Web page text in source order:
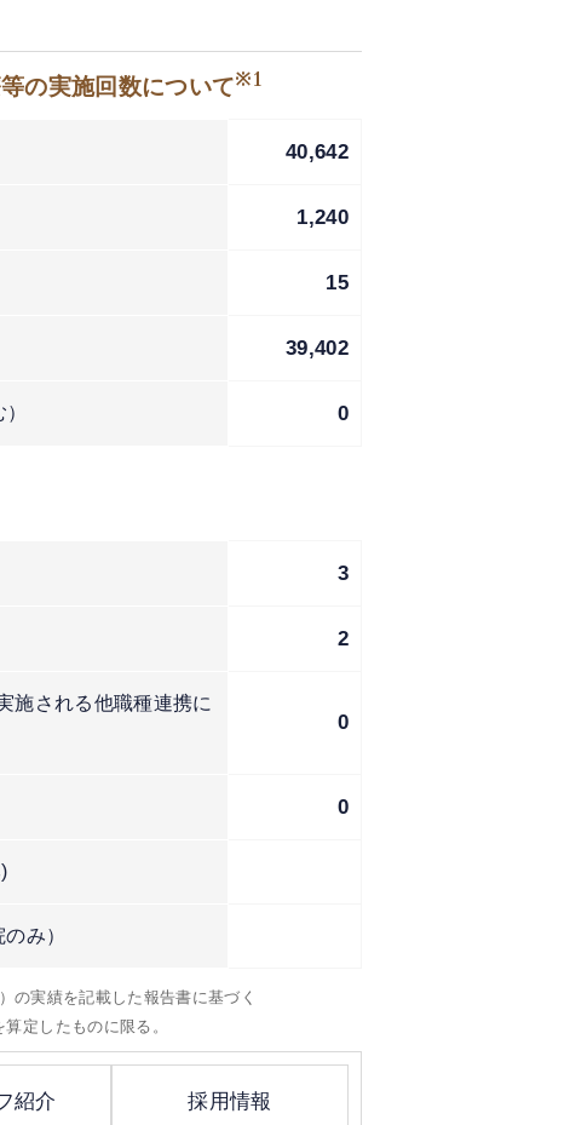
の実施回数について※1
40,642
1,240
15
39,402
0
3
2
施される他職種連携に
0
0
み）
の実績を記載した報告書に基づく
定したものに限る。
紹介 採用情報